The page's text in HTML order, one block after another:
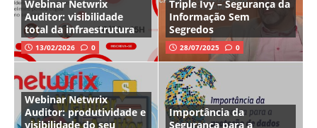
Webinar Netwrix
Auditor: visibilidade
total da infraestrutura
13/02/2026 0
Triple Ivy – Segurança da
Informação Sem
Segredos
28/07/2025 0
Webinar Netwrix
Auditor: produtividade e
visibilidade do seu
Importância da
Segurança para a